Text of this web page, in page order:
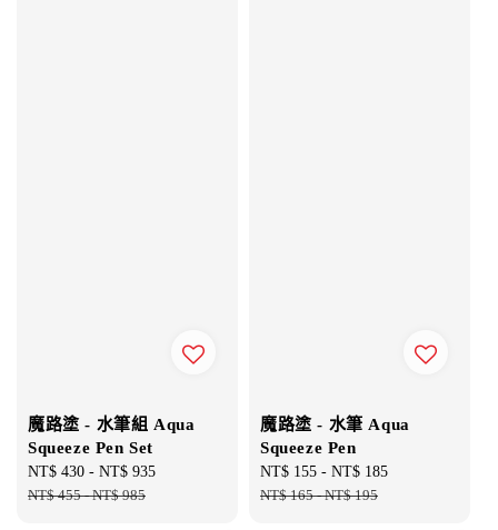
魔路塗 - 水筆組 Aqua
Squeeze Pen Set
Sale
price
NT$ 430 - NT$ 935
NT$ 455-NT$ 985
魔路塗 - 水筆 Aqua
Squeeze Pen
Sale
price
NT$ 155 - NT$ 185
NT$ 165-NT$ 195